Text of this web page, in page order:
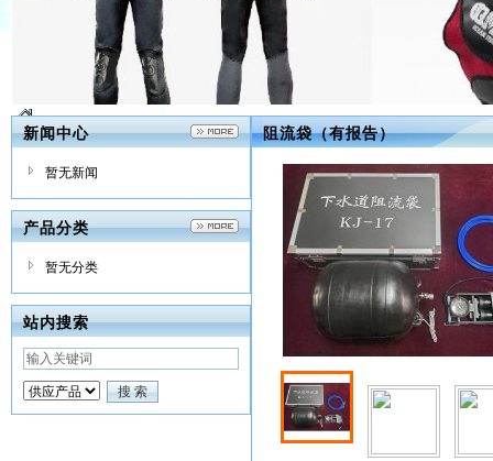
新闻中心
暂无新闻
产品分类
暂无分类
站内搜索
阻流袋（有报告）